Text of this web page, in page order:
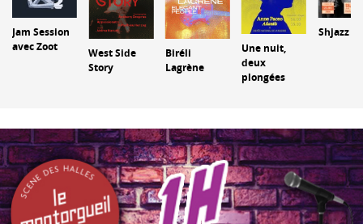
Jam Session
avec Zoot
West Side
Story
Biréli
Lagrène
Une nuit,
deux
plongées
Shjazz